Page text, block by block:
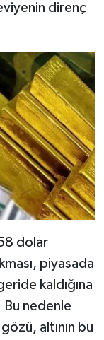
direnç
dolar
piyasada
kaldığına
nedenle
altının bu